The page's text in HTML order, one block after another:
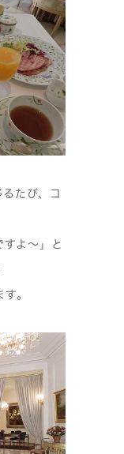
たび、コ
すよ〜」と
。